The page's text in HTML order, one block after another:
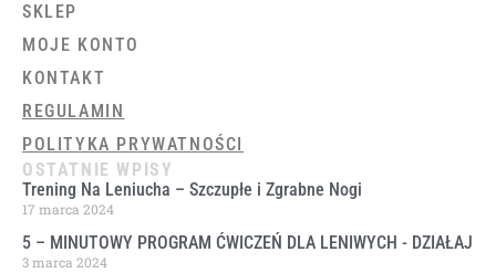
SKLEP
MOJE KONTO
KONTAKT
REGULAMIN
POLITYKA PRYWATNOŚCI
OSTATNIE WPISY
Trening Na Leniucha – Szczupłe i Zgrabne Nogi
17 marca 2024
5 – MINUTOWY PROGRAM ĆWICZEŃ DLA LENIWYCH ​- DZIAŁAJ
3 marca 2024